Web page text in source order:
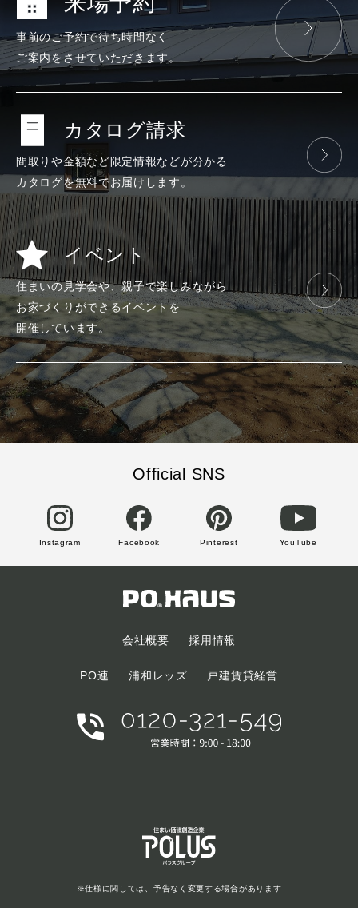
事前のご予約で待ち時間なく
ご案内をさせていただきます。
カタログ請求
間取りや金額など限定情報などが分かる
カタログを無料でお届けします。
イベント
住まいの見学会や、親子で楽しみながら
お家づくりができるイベントを
開催しています。
Official SNS
Instagram Facebook Pinterest YouTube
会社概要 採用情報
PO連 浦和レッズ 戸建賃貸経営
※仕様に関しては、予告なく変更する場合があります